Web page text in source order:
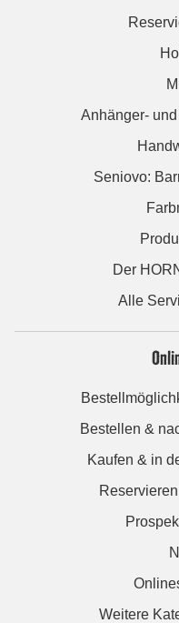
Anhänger-
Seniovo:
Der
Alle
Bestellen &
Kaufen & in
Weitere